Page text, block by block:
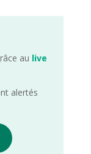
au live
alertés